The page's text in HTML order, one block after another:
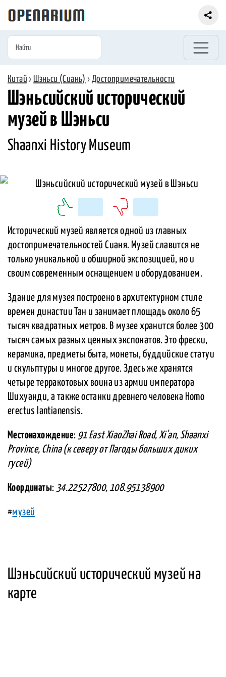
Китай › Шэньси (Сиань) ›Достопримечательности
Шэньсийский исторический
музей в Шэньси
Shaanxi History Museum
Исторический музей является одной из главных
достопримечательностей Сианя. Музей славится не
только уникальной и обширной экспозицией, но и
своим современным оснащением и оборудованием.
Здание для музея построено в архитектурном стиле
времен династии Тан и занимает площадь около 65
тысяч квадратных метров. В музее хранится более 300
тысяч самых разных ценных экспонатов. Это фрески,
керамика, предметы быта, монеты, буддийские статуи
и скульптуры и многое другое. Здесь же хранятся
четыре терракотовых воина из армии императора
Шихуанди, а также останки древнего человека Homo
erectus lantianensis.
Местонахождение: 91 East XiaoZhai Road, Xi'an, Shaanxi
Province, China (к северу от Пагоды больших диких
гусей)
Координаты: 34.22527800, 108.95138900
#музей
Шэньсийский исторический музей на
карте